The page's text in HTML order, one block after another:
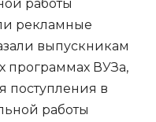
работы
рекламные
выпускникам
программах ВУЗа,
поступления в
работы